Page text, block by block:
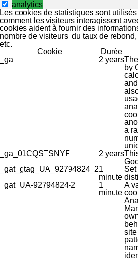
analytics
Les cookies de statistiques sont
comment les visiteurs interagissent
cookies aident à fournir des
nombre de visiteurs, du taux de
etc.
Cookie
Durée
_ga
2 years
by
a
_ga_01CQSTSNYF
2 years
_gat_gtag_UA_92794824_21
minute
Set
_gat_UA-92794824-2
1
minute
A
site